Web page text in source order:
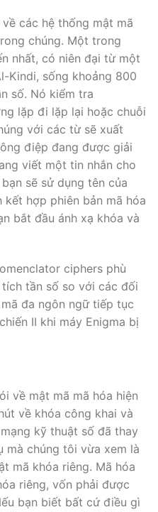
các hệ thống mật mã
chúng. Một trong
nhất, có niên đại từ một
Kindi, sống khoảng 800
số. Nó kiểm tra
lặp đi lặp lại hoặc chuỗi
với các từ sẽ xuất
điệp đang được giải
viết một tin nhắn cho
sẽ sử dụng tên của
kết hợp phiên bản mã hóa
bắt đầu ánh xạ khóa và
ciphers phù
tần số so với các đối
đa ngôn ngữ tiếp tục
II khi máy Enigma bị
về mật mã mã hóa hiện
về khóa công khai và
kỹ thuật số đã thay
mà chúng tôi vừa xem là
mã khóa riêng. Mã hóa
riêng, vốn phải được
bạn biết bất cứ điều gì